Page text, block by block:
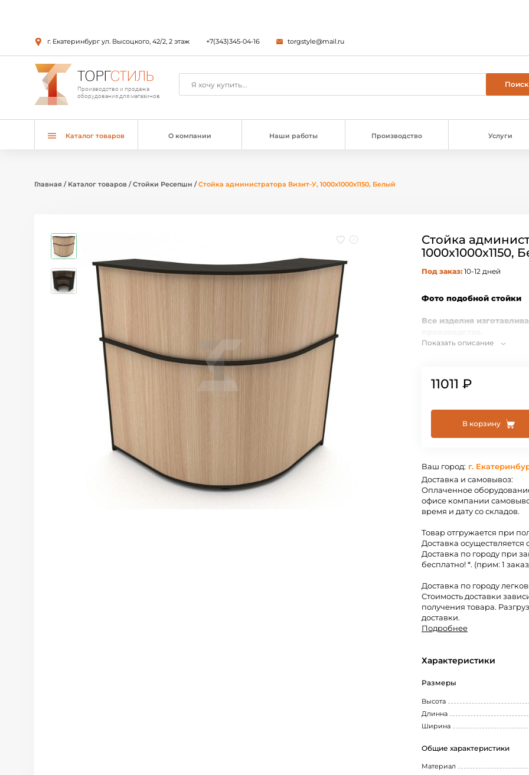
г. Екатеринбург ул. Высоцкого, 42/2, 2 этаж +7(343)345-04-16 torgstyle@mail.ru
ТОРГСТИЛЬ
Производство и продажа
оборудования для магазинов
Каталог товаров О компании Наши работы Производство Услуги
Главная / Каталог товаров /Стойки Ресепшн /Стойка администратора Визит-У, 1000х1000х1150, Белый
Стойка
1000х1000х1150,
Под заказ: 10-12 дней
Фото подобной стойки
Все изделия
гофрокартон. Схема
индивидуально.
Показать описание
11011 ₽
В корзину
Ваш город: г.
Доставка и самовывоз:
Оплаченное
офисе компании
время и дату со складов.
Товар отгружается при
Доставка
Доставка по городу при
бесплатно! *. (прим: 1
Доставка по городу
Стоимость доставки
получения товара.
доставки.
Подробнее
Характеристики
Размеры
Высота
Длинна
Ширина
Общие характеристики
Материал